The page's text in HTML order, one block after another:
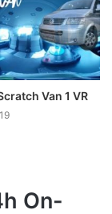
Van 1 VR
On-